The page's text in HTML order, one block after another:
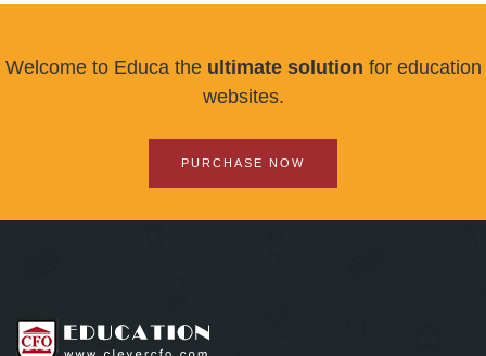
Welcome to Educa the ultimate solution for education
websites.
PURCHASE NOW